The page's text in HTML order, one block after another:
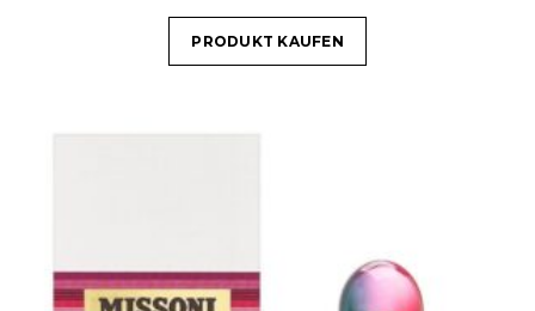
PRODUKT KAUFEN